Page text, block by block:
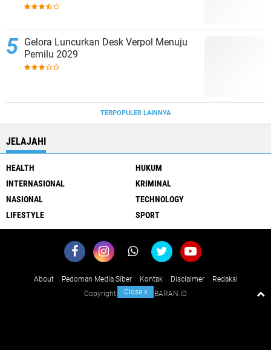
Gelora Luncurkan Desk Verpol Menuju
Pemilu 2029
TERPOPULER LAINNYA
JELAJAHI
HEALTH
HUKUM
INTERNASIONAL
KRIMINAL
NASIONAL
TECHNOLOGY
LIFESTYLE
SPORT
About Pedoman Media Siber Kontak Disclaimer
Redaksi
Copyright ©2026 KABARAN.ID
Close x